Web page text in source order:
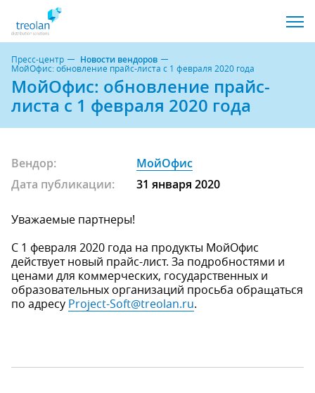
Пресс-центр Новости вендоров
МойОфис: обновление прайс-листа с 1 февраля 2020 года
МойОфис: обновление прайс-
листа с 1 февраля 2020 года
Вендор:
МойОфис
Дата публикации:
31 января 2020
Уважаемые партнеры!
С 1 февраля 2020 года на продукты МойОфис
действует новый прайс-лист. За подробностями и
ценами для коммерческих, государственных и
образовательных организаций просьба обращаться
по адресу Project-Soft@treolan.ru.